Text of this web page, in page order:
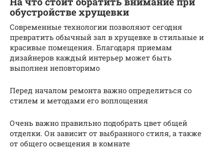
обустройстве хрущевки
Современные технологии позволяют сегодня
превратить обычный зал в хрущевке в стильные и
красивые помещения. Благодаря приемам
дизайнеров каждый интерьер может быть
выполнен неповторимо
Перед началом ремонта важно определиться со
стилем и методами его воплощения
Очень важно правильно подобрать цвет общей
отделки. Он зависит от выбранного стиля, а также
от общего освещения в комнате